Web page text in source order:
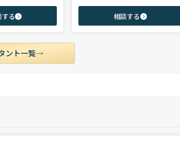
層やさらなるキャリア
イクラス層をご支援。
る
豊富な転職支援実績。日系/外資系、経験者/
未経験者を問わず幅広いポジションでご支援
相談する
ント一覧